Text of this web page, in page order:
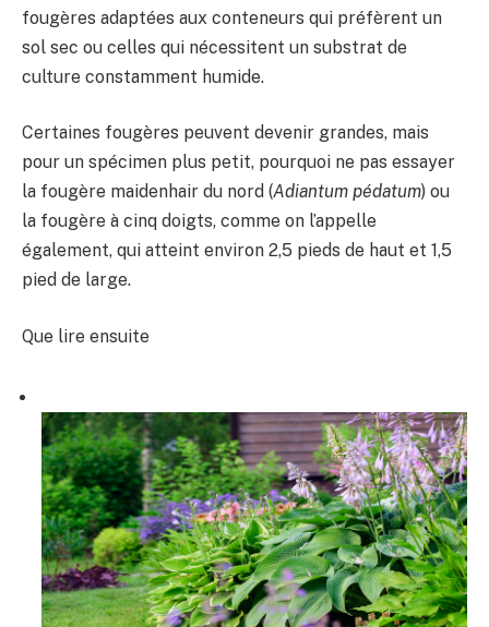
fougères adaptées aux conteneurs qui préfèrent un
sol sec ou celles qui nécessitent un substrat de
culture constamment humide.
Certaines fougères peuvent devenir grandes, mais
pour un spécimen plus petit, pourquoi ne pas essayer
la fougère maidenhair du nord (Adiantum pédatum) ou
la fougère à cinq doigts, comme on l’appelle
également, qui atteint environ 2,5 pieds de haut et 1,5
pied de large.
Que lire ensuite